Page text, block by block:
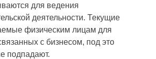
для ведения
деятельности. Текущие
физическим лицам для
с бизнесом, под это
подпадают.